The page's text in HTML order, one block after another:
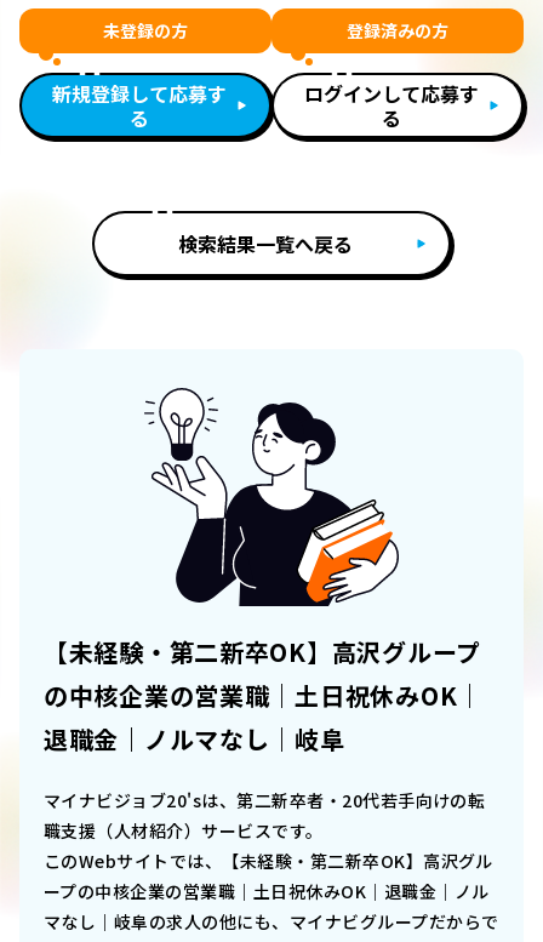
未登録の方
新規登録して応募す
る
登録済みの方
ログインして応募す
る
検索結果一覧へ戻る
【未経験・第二新卒OK】高沢グループ
の中核企業の営業職｜土日祝休みOK｜
退職金｜ノルマなし｜岐阜
マイナビジョブ20'sは、第二新卒者・20代若手向けの転
職支援（人材紹介）サービスです。
このWebサイトでは、
【未経験・第二新卒OK】高沢グル
ープの中核企業の営業職｜土日祝休みOK｜退職金｜ノル
マなし｜岐阜の求人の他にも、マイナビグループだからで